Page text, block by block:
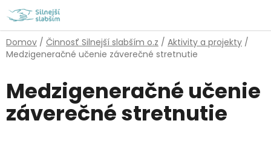
Prejsť
na
obsah
Domov / Činnosť Silnejší slabším o.z / Aktivity a projekty /
Medzigeneračné učenie záverečné stretnutie
Medzigeneračné učenie
záverečné stretnutie